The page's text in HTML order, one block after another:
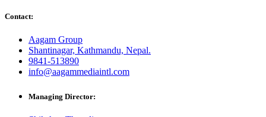
Contact:
Aagam Group
Shantinagar, Kathmandu, Nepal.
9841-513890
info@aagammediaintl.com
Managing Director: